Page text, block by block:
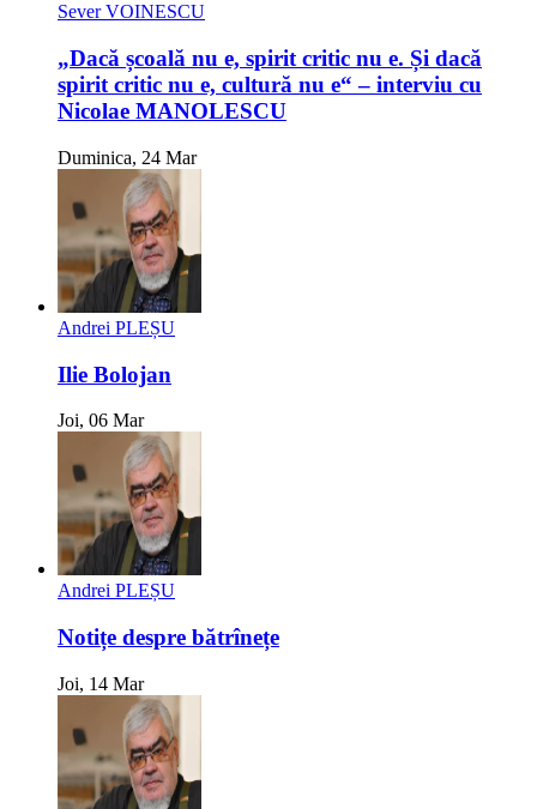
Sever VOINESCU
„Dacă școală nu e, spirit critic nu e. Și dacă
spirit critic nu e, cultură nu e“ – interviu cu
Nicolae MANOLESCU
Duminica, 24 Mar
Andrei PLEȘU
Ilie Bolojan
Joi, 06 Mar
Andrei PLEȘU
Notițe despre bătrînețe
Joi, 14 Mar